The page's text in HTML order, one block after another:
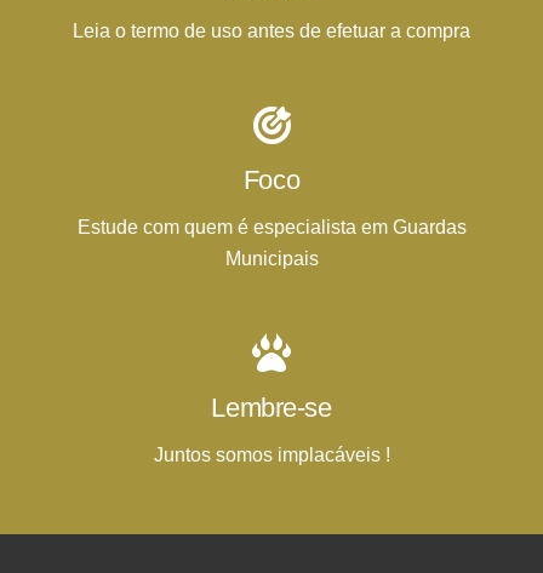
Leia o termo de uso antes de efetuar a compra
Foco
Estude com quem é especialista em Guardas
Municipais
Lembre-se
Juntos somos implacáveis !